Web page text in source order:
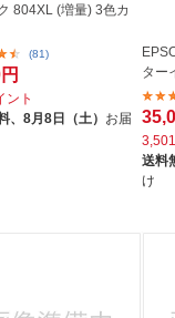
804XL (増量) 3色カ
(81)
ント
、8月8日（土） お届
ター
送料
け